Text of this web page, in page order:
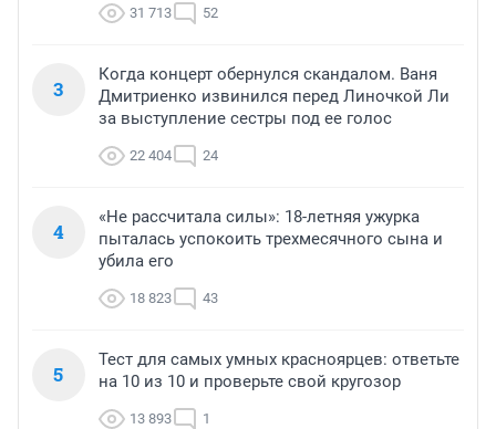
31 713 52
3
Когда концерт обернулся скандалом. Ваня
Дмитриенко извинился перед Линочкой Ли
за выступление сестры под ее голос
22 404 24
4
«Не рассчитала силы»: 18-летняя ужурка
пыталась успокоить трехмесячного сына и
убила его
18 823 43
5
Тест для самых умных красноярцев: ответьте
на 10 из 10 и проверьте свой кругозор
13 893 1